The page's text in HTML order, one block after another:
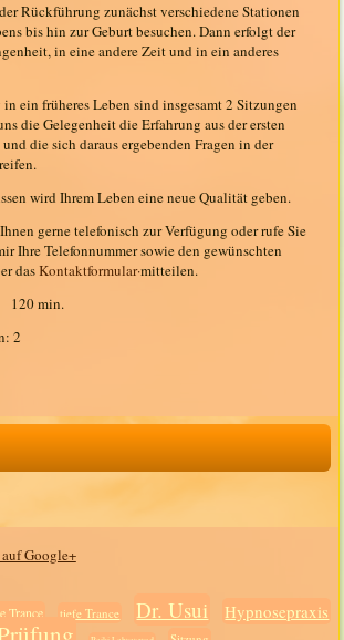
Rückführung zunächst verschiedene Stationen
bis hin zur Geburt besuchen. Dann erfolgt der
in eine andere Zeit und in ein anderes
ein früheres Leben sind insgesamt 2 Sitzungen
die Gelegenheit die Erfahrung aus der ersten
die sich daraus ergebenden Fragen in der
wird Ihrem Leben eine neue Qualität geben.
gerne telefonisch zur Verfügung oder rufe Sie
Ihre Telefonnummer sowie den gewünschten
dasKontaktformular·mitteilen.
min.
2
Google+
Trance tiefe Trance Dr. Usui Hypnosepraxis